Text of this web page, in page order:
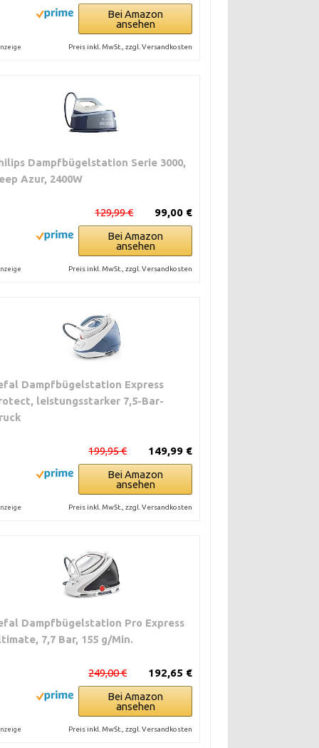
Bei Amazon
ansehen
Preis inkl. MwSt., zzgl. Versandkosten
Dampfbügelstation Serie 3000,
Azur, 2400W
99,00 €
129,99 €
Bei Amazon
ansehen
Preis inkl. MwSt., zzgl. Versandkosten
Dampfbügelstation Express
leistungsstarker 7,5-Bar-
149,99 €
199,95 €
Bei Amazon
ansehen
Preis inkl. MwSt., zzgl. Versandkosten
Dampfbügelstation Pro Express
7,7 Bar, 155 g/Min.
192,65 €
249,00 €
Bei Amazon
ansehen
Preis inkl. MwSt., zzgl. Versandkosten